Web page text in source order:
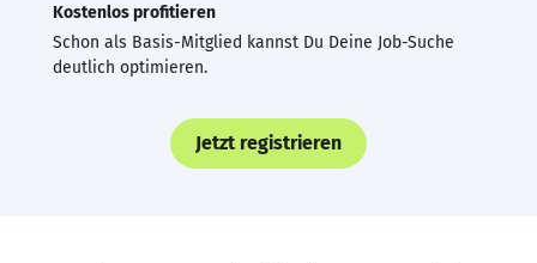
Kostenlos profitieren
Schon als Basis-Mitglied kannst Du Deine Job-Suche
deutlich optimieren.
Jetzt registrieren